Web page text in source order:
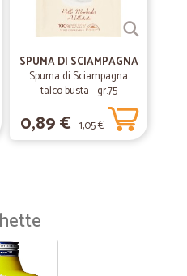
SPUMA DI SCIAMPAGNA
Spuma di Sciampagna
talco busta - gr.75
0,89 € 1,05 €